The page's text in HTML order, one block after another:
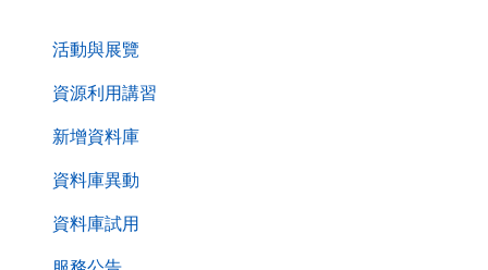
活動與展覽
資源利用講習
新增資料庫
資料庫異動
資料庫試用